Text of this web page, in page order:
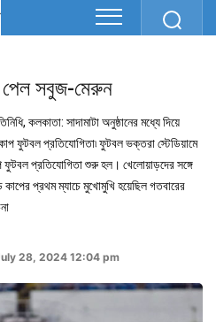
পেল সবুজ-মেরুন
কলকাতা: সাদামাটা অনুষ্ঠানের মধ্যে দিয়ে
ফুটবল প্রতিযোগিতা৷ ফুটবল ভক্তরা স্টেডিয়ামে
ফুটবল প্রতিযোগিতা শুরু হল। খেলোয়াড়দের সঙ্গে
কাপের প্রথম ম্যাচে মুখোমুখি হয়েছিল গতবারের
28, 2024 12:04 pm